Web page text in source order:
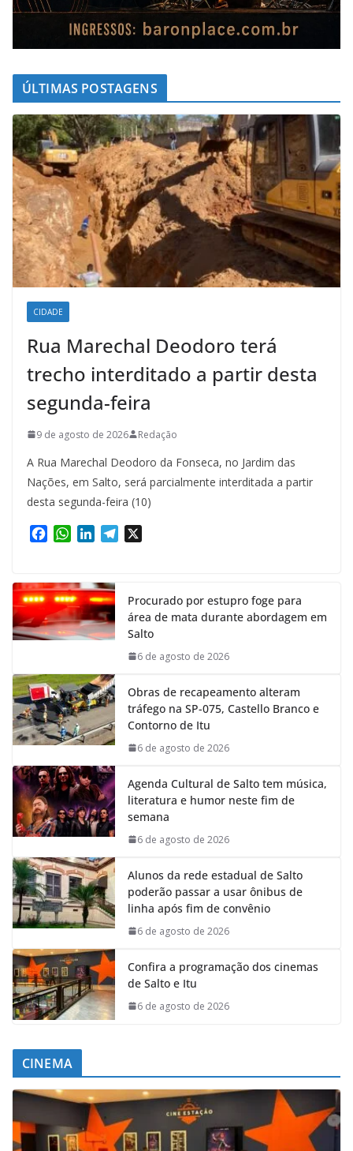
ÚLTIMAS POSTAGENS
CIDADE
Rua Marechal Deodoro terá
trecho interditado a partir desta
segunda-feira
9 de agosto de 2026 Redação
A Rua Marechal Deodoro da Fonseca, no Jardim das
Nações, em Salto, será parcialmente interditada a partir
desta segunda-feira (10)
e
b
o
o
W
t
s
A
p
k
e
d
I
m
Procurado por estupro foge para
área de mata durante abordagem em
Salto
6 de agosto de 2026
Obras de recapeamento alteram
tráfego na SP-075, Castello Branco e
Contorno de Itu
6 de agosto de 2026
Agenda Cultural de Salto tem música,
literatura e humor neste fim de
semana
6 de agosto de 2026
Alunos da rede estadual de Salto
poderão passar a usar ônibus de
linha após fim de convênio
6 de agosto de 2026
Confira a programação dos cinemas
de Salto e Itu
6 de agosto de 2026
CINEMA